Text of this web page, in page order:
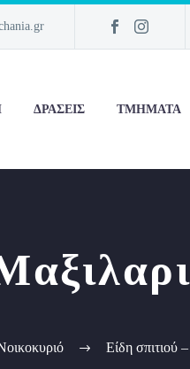
ΔΡΆΣΕΙΣ ΤΜΉΜΑΤΑ
Είδη σπιτιού